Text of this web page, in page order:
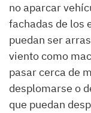
no aparcar
fachadas de los
puedan ser
viento como
pasar cerca de
desplomarse o
que puedan